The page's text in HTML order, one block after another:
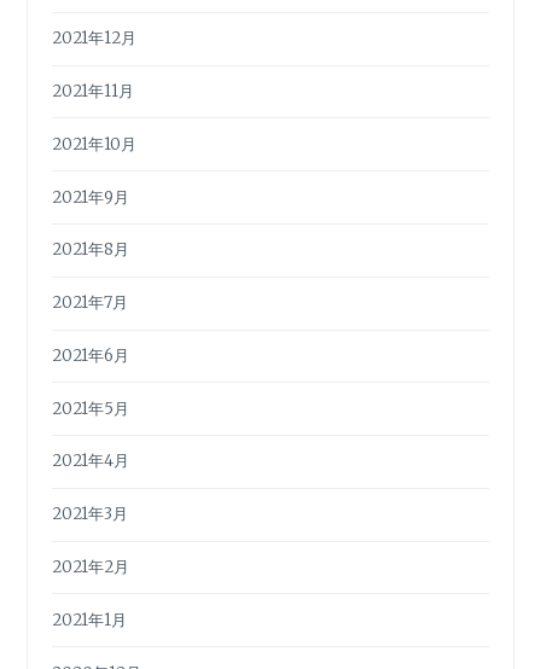
2021年12月
2021年11月
2021年10月
2021年9月
2021年8月
2021年7月
2021年6月
2021年5月
2021年4月
2021年3月
2021年2月
2021年1月